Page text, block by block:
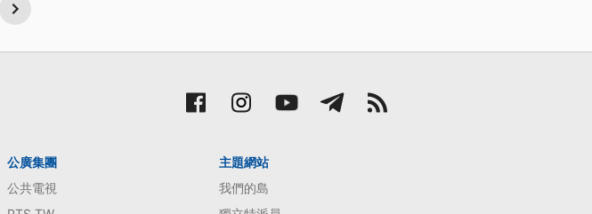
公廣集團
公共電視
主題網站
我們的島